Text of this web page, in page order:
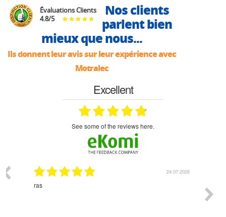
Évaluations Clients
4.8/5
Nos clients
parlent bien
mieux que nous...
Ils donnent leur avis sur leur expérience avec
Motralec
Excellent
see some of the reviews here.
18.07.2026
Monsieur Delhaye est une personne disponible, à